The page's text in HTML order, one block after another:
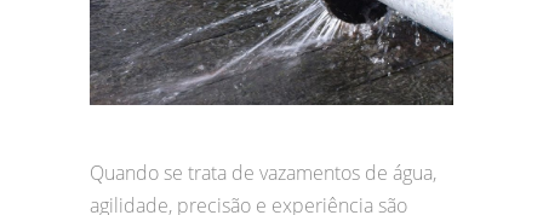
Quando se trata de vazamentos de água,
agilidade, precisão e experiência são